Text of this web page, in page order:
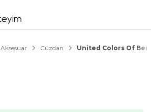
Aksesuar Cüzdan United Colors Of
1/2